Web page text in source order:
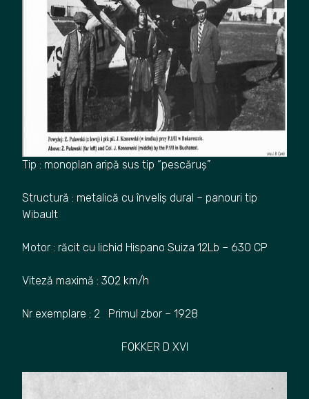
Tip : monoplan aripă sus tip “pescăruș”
Structură : metalică cu înveliș dural – panouri tip
Wibault
Motor : răcit cu lichid Hispano Suiza 12Lb – 630 CP
Viteză maximă : 302 km/h
Nr exemplare : 2 Primul zbor – 1928
FOKKER D XVI